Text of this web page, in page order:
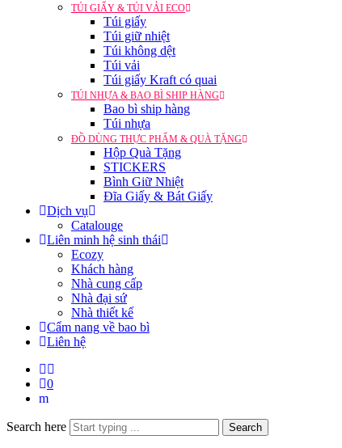
TÚI GIẤY & TÚI VẢI ECO
Túi giấy
Túi giữ nhiệt
Túi không dệt
Túi vải
Túi giấy Kraft có quai
TÚI NHỰA & BAO BÌ SHIP HÀNG
Bao bì ship hàng
Túi nhựa
ĐỒ DÙNG THỰC PHẨM & QUÀ TẶNG
Hộp Quà Tặng
STICKERS
Bình Giữ Nhiệt
Đĩa Giấy & Bát Giấy
Dịch vụ
Catalouge
Liên minh hệ sinh thái
Ecozy
Khách hàng
Nhà cung cấp
Nhà đại sứ
Nhà thiết kế
Cẩm nang về bao bì
Liên hệ
0
Search here Search